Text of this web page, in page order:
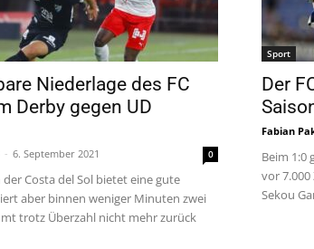
Niederlage des FC
Derby gegen UD
- 6. September 2021 0
der Costa del Sol bietet eine gute
aber binnen weniger Minuten zwei
trotz Überzahl nicht mehr zurück
Sport
Der
Fabian
Beim 1:0
vor
Sekou